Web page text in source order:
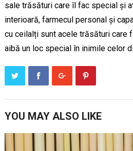
sale trăsături care îl fac special și
interioară, farmecul personal și
cu ceilalți sunt acele trăsături care
aibă un loc special în inimile celor
YOU MAY ALSO LIKE